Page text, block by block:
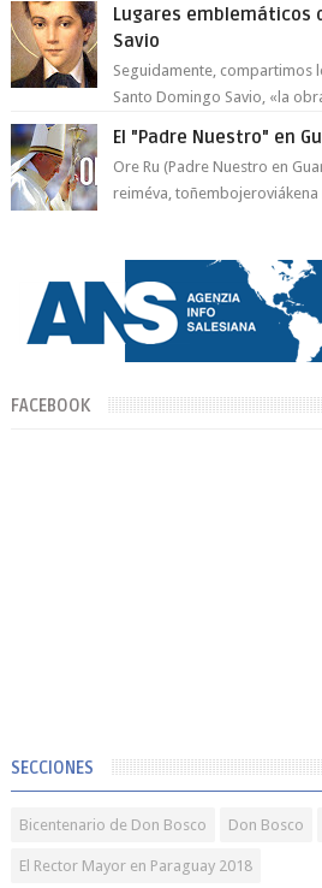
Lugares emblemáticos
Savio
Seguidamente, compartimos
Santo Domingo Savio, «la
El "Padre Nuestro" en
Ore Ru (Padre Nuestro en
reiméva,
FACEBOOK
SECCIONES
Bicentenario de Don Bosco Don Bosco
El Rector Mayor en Paraguay 2018